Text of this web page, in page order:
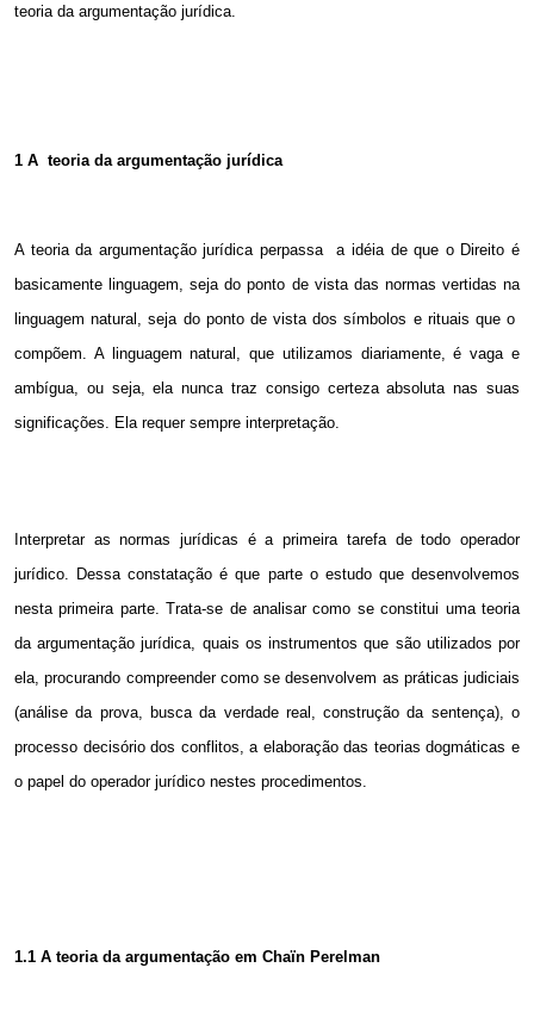
teoria da argumentação jurídica.
1 A teoria da argumentação jurídica
A teoria da argumentação jurídica perpassa
a idéia de que o Direito é
basicamente linguagem, seja do ponto de vista das normas vertidas na
linguagem natural, seja do ponto de vista dos símbolos e rituais que o
compõem. A linguagem natural, que utilizamos diariamente, é vaga e
ambígua, ou seja, ela nunca traz consigo certeza absoluta nas suas
significações. Ela requer sempre interpretação.
Interpretar as normas jurídicas é a primeira tarefa de todo operador
jurídico. Dessa constatação é que parte o estudo que desenvolvemos
nesta primeira parte. Trata-se de analisar como se constitui uma teoria
da argumentação jurídica, quais os instrumentos que são utilizados por
ela, procurando compreender como se desenvolvem as práticas judiciais
(análise da prova, busca da verdade real, construção da sentença), o
processo decisório dos conflitos, a elaboração das teorias dogmáticas e
o papel do operador jurídico nestes procedimentos.
1.1 A teoria da argumentação em Chaïn Perelman